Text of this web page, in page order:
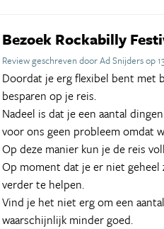
Bezoek Rockabilly
Review geschreven door Ad Snijders op
Doordat je erg flexibel bent met
besparen op je reis.
Nadeel is dat je een aantal
voor ons geen probleem omdat
Op deze manier kun je de reis
Op moment dat je er niet
verder te helpen.
Vind je het niet erg om een
waarschijnlijk minder goed.